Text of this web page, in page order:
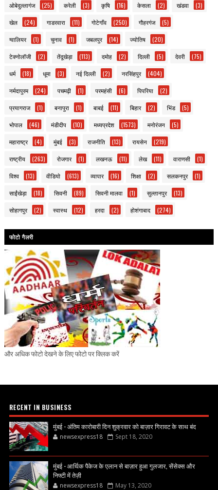
ओबेदुल्लागंज (25) करेली (3) कृषि (16) केसला (2) खंडवा (3)
खेल (24) गाडरवारा (11) गोटेगाँव (250) गौहरगंज (5)
ग्वालियर (1) चुनाव (1) जबलपुर (14) ज्योतिष (20)
टेक्नोलॉजी (2) तेंदूखेड़ा (113) दमोह (2) दिल्ली (5) देवरी (75)
धर्म (18) धूमा (3) नई दिल्ली (2) नरसिंहपुर (404)
नर्मदापुरम (24) पचमढ़ी (1) परमहंसी (6) पिपरिया (2)
प्रयागराज (1) बनापुरा (1) बाबई (11) बिहार (2) भिंड (5)
भोपाल (46) मंडीदीप (10) मध्यप्रदेश (1573) मनोरंजन (5)
महाराष्ट्र (4) मुंबई (3) राजनीति (13) रायसेन (219)
राष्ट्रीय (263) रोजगार (1) लखनऊ (11) लेख (11) वाराणसी (1)
विश्व (13) वीडियो (613) व्यापार (16) शिक्षा (2) सलकनपुर (1)
साईंखेड़ा (18) सिवनी (89) सिवनी मालवा (1) सुल्तानपुर (13)
सोहागपुर (2) स्वास्थ (12) हरदा (2) होशंगाबाद (274)
फोटो गैलरी
और अधिक फोटो देखने के लिए फोटो पर क्लिक करें
RECENT IN BUSINESS
मुंबई - अंतिम कारोबारी दिन शुक्रवार को बाज़ार गिरावट के साथ बंद
newsexpress18 Sept 18, 2020
मुंबई - आर्थिक पैकेज के एलान से बाज़ार हुआ गुलजार, सेंसेक्स और
निफ्टी में तेज़ी
newsexpress18 May 13, 2020